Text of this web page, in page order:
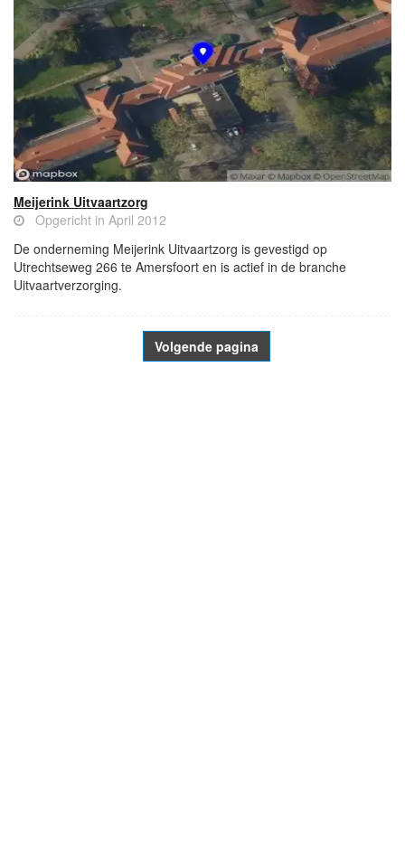
Meijerink Uitvaartzorg
Opgericht in April 2012
De onderneming Meijerink Uitvaartzorg is gevestigd op
Utrechtseweg 266 te Amersfoort en is actief in de branche
Uitvaartverzorging.
Volgende pagina